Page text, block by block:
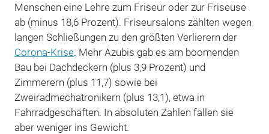
Menschen eine Lehre zum Friseur oder zur Friseuse
ab (minus 18,6 Prozent). Friseursalons zählten wegen
langen Schließungen zu den größten Verlierern der
Corona-Krise. Mehr Azubis gab es am boomenden
Bau bei Dachdeckern (plus 3,9 Prozent) und
Zimmerern (plus 11,7) sowie bei
Zweiradmechatronikern (plus 13,1), etwa in
Fahrradgeschäften. In absoluten Zahlen fallen sie
aber weniger ins Gewicht.